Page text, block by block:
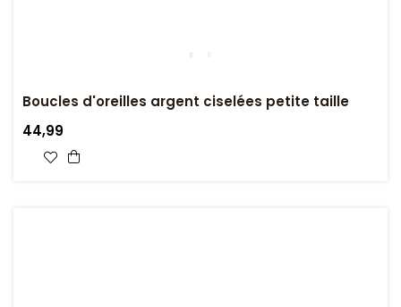
Boucles d'oreilles argent ciselées petite taille
44,99